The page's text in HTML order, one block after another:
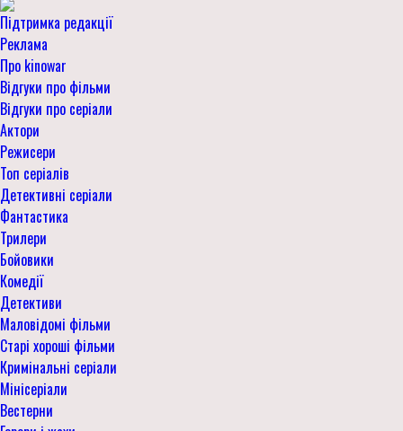
Підтримка редакції
Реклама
Про kinowar
Відгуки про фільми
Відгуки про серіали
Актори
Режисери
Топ серіалів
Детективні серіали
Фантастика
Трилери
Бойовики
Комедії
Детективи
Маловідомі фільми
Старі хороші фільми
Кримінальні серіали
Мінісеріали
Вестерни